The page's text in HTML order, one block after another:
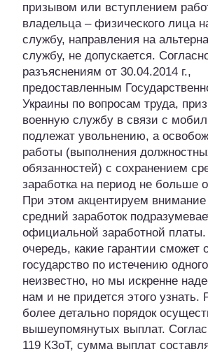
призывом или вступлением
владельца – физического лица
службу, направления на
службу, не допускается.
разъяснениям от 30.04.2014 г.,
предоставленным
Украины по вопросам труда,
военную службу в связи с
подлежат увольнению, а
работы (выполнения
обязанностей) с сохранением
заработка на период не больше
При этом акцентируем
средний заработок
официальной заработной
очередь, какие гарантии сможет
государство по истечению
неизвестно, но мы искренне
нам и не придется этого узнать.
более детально порядок
вышеупомянутых выплат.
119 КЗоТ, сумма выплат